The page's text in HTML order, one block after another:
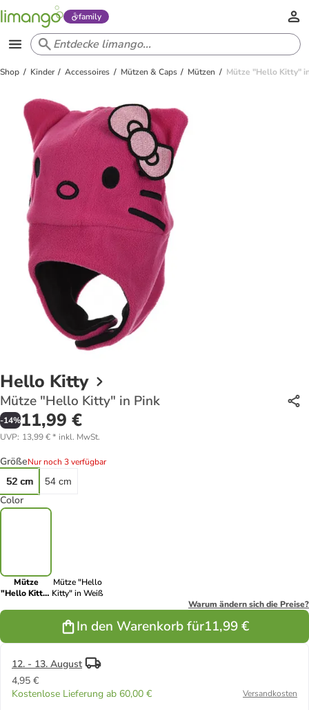
family
Shop Kinder Accessoires Mützen & Caps Mützen Mütze "Hello Kitty"
Hello Kitty
Mütze "Hello Kitty" in Pink
-14%11,99 €
UVP: 13,99 €* inkl. MwSt.
GrößeNur noch 3 verfügbar
52 cm
54 cm
Color
Mütze
"Hello Kitty"
Mütze "Hello
Kitty" in Weiß
Warum ändern sich die Preise?
In den Warenkorb für11,99 €
12. - 13. August
4,95 €
Kostenlose Lieferung ab 60,00 €
Versandkosten